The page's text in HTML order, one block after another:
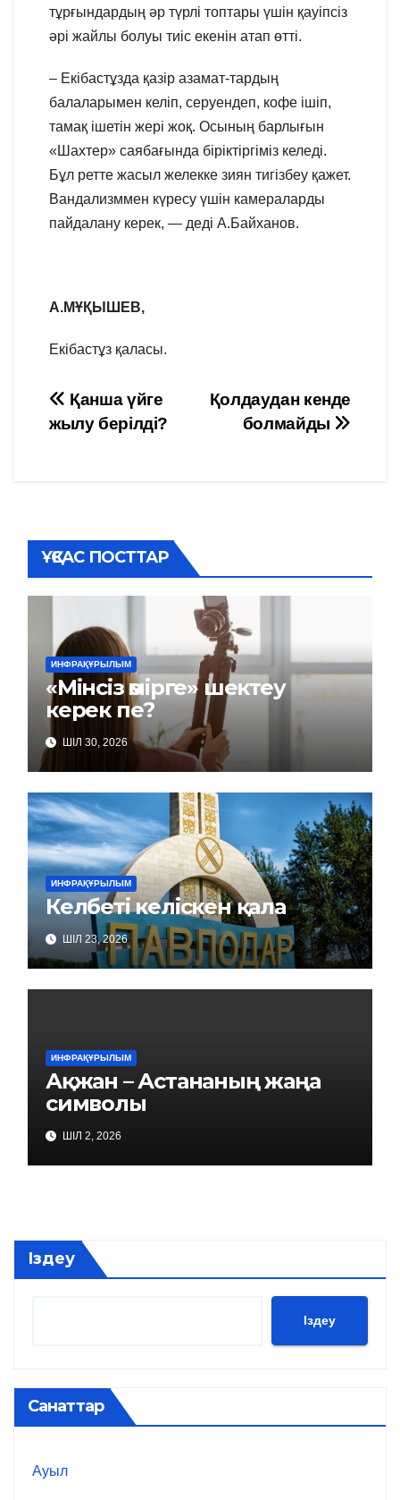
тұрғындардың әр түрлі топтары үшін қауіпсіз
әрі жайлы болуы тиіс екенін атап өтті.
– Екібастұзда қазір азамат-тардың
балаларымен келіп, серуендеп, кофе ішіп,
тамақ ішетін жері жоқ. Осының барлығын
«Шахтер» саябағында біріктіргіміз келеді.
Бұл ретте жасыл желекке зиян тигізбеу қажет.
Вандализммен күресу үшін камераларды
пайдалану керек, — деді А.Байханов.
А.МҰҚЫШЕВ,
Екібастұз қаласы.
Навигация
Қолдаудан кенде
болмайды
Қанша үйге
жылу берілді?
ҰҚСАС ПОСТТАР
ИНФРАҚҰРЫЛЫМ
«Мінсіз өмірге» шектеу
керек пе?
ШІЛ 30, 2026
ИНФРАҚҰРЫЛЫМ
Келбеті келіскен қала
ШІЛ 23, 2026
ИНФРАҚҰРЫЛЫМ
Ақжан – Астананың жаңа
символы
ШІЛ 2, 2026
Іздеу
Іздеу
Санаттар
Ауыл